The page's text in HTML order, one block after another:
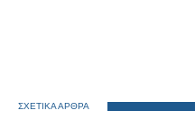
ΣΧΕΤΙΚΑ ΑΡΘΡΑ